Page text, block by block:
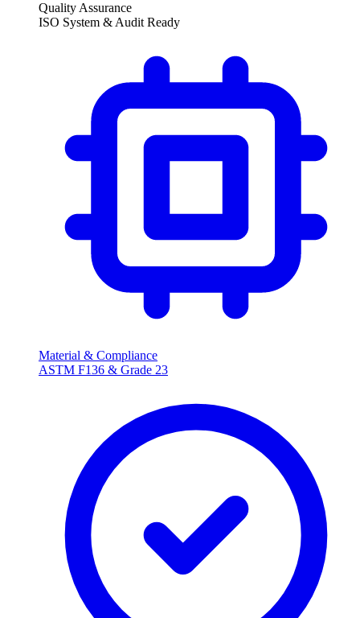
Quality Assurance
ISO System & Audit Ready
Material & Compliance
ASTM F136 & Grade 23